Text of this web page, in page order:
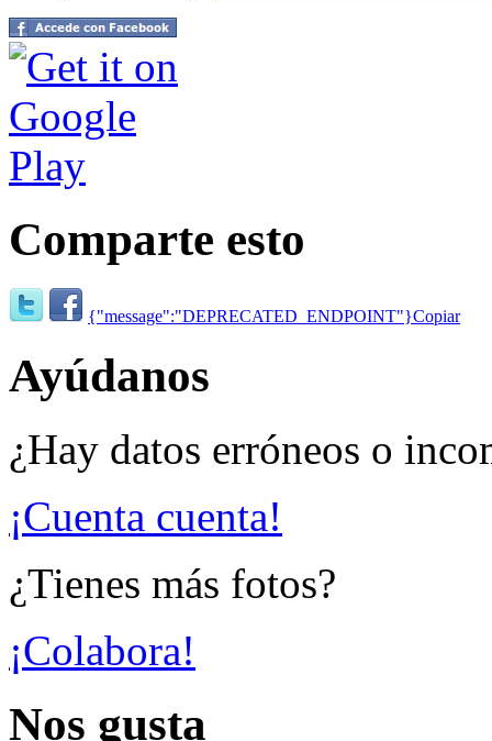
Comparte esto
{"message":"DEPRECATED_ENDPOINT"}Copiar
Ayúdanos
¿Hay datos erróneos o
¡Cuenta cuenta!
¿Tienes más fotos?
¡Colabora!
Nos gusta